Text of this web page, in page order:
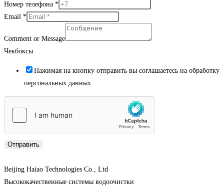
Номер телефона *
Email *
Comment or Message
Чекбоксы
Нажимая на кнопку отправить вы соглашаетесь на обработку
персональных данных
Отправить
Beijing Haiao Technologies Co., Ltd
Высококачественные системы водоочистки